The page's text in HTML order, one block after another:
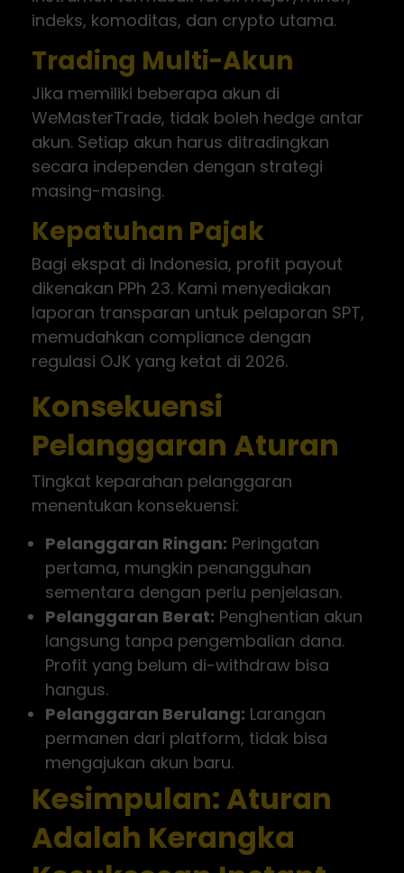
indeks, komoditas, dan crypto utama.
Trading Multi-Akun
Jika memiliki beberapa akun di
WeMasterTrade, tidak boleh hedge antar
akun. Setiap akun harus ditradingkan
secara independen dengan strategi
masing-masing.
Kepatuhan Pajak
Bagi ekspat di Indonesia, profit payout
dikenakan PPh 23. Kami menyediakan
laporan transparan untuk pelaporan SPT,
memudahkan compliance dengan
regulasi OJK yang ketat di 2026.
Konsekuensi
Pelanggaran Aturan
Tingkat keparahan pelanggaran
menentukan konsekuensi:
Pelanggaran Ringan: Peringatan
pertama, mungkin penangguhan
sementara dengan perlu penjelasan.
Pelanggaran Berat: Penghentian akun
langsung tanpa pengembalian dana.
Profit yang belum di-withdraw bisa
hangus.
Pelanggaran Berulang: Larangan
permanen dari platform, tidak bisa
mengajukan akun baru.
Kesimpulan: Aturan
Adalah Kerangka